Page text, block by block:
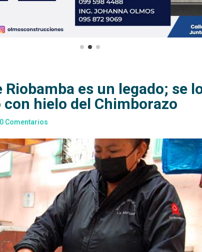
es un legado; se
hielo del Chimborazo
0 Comentarios